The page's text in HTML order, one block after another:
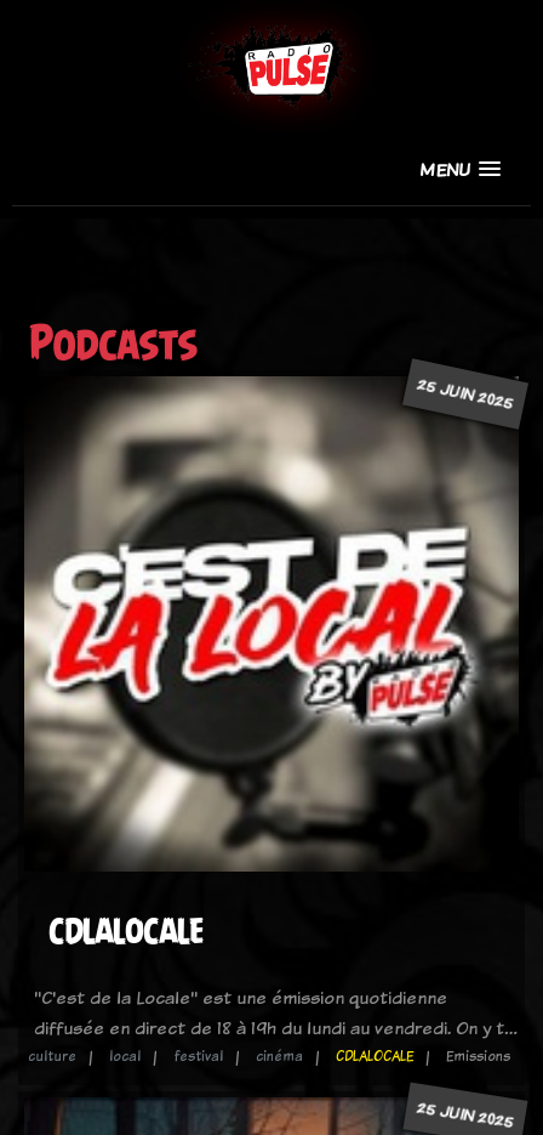
MENU
Podcasts
25 JUIN 2025
CDLALOCALE
"C'est de la Locale" est une émission quotidienne
diffusée en direct de 18 à 19h du lundi au vendredi. On y t…
culture local festival cinéma CDLALOCALE Emissions
25 JUIN 2025